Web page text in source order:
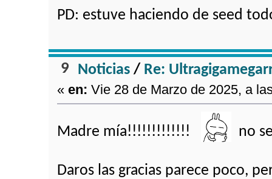
PD: estuve haciendo de seed
9 Noticias/ Re:
«en: Vie 28 de Marzo de 2025, a
Madre mía!!!!!!!!!!!!! no
Daros las gracias parece poco,